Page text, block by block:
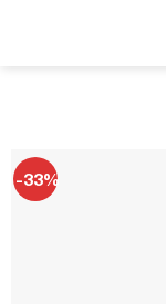
-33%